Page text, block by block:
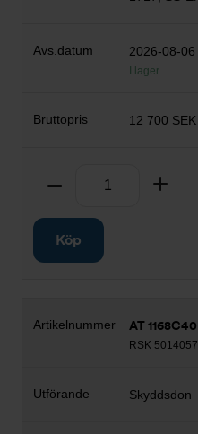
2026-08-06
I lager
12 700 SEK
Ta bort
Köp
AT 1168C40
RSK 5014057
Skyddsdon